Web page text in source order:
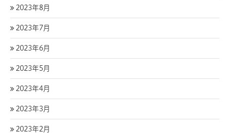
2023年8月
2023年7月
2023年6月
2023年5月
2023年4月
2023年3月
2023年2月